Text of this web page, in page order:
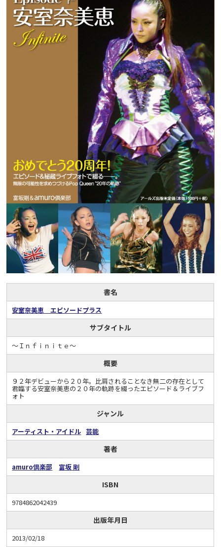
書名
安室奈美恵 エピソードプラス
サブタイトル
～Ｉｎｆｉｎｉｔｅ～
概要
９２年デビューから２０年。比肩されることなき無二の存在として
君臨する安室奈美恵の２０年の軌跡を綴ったエピソード＆ライブフ
ォト
ジャンル
アーティスト・アイドル 芸能
著者
amuro倶楽部 富坂 剛
ISBN
9784862042439
出版年月日
2013/02/18